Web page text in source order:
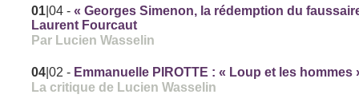
01 |04 -« Georges Simenon, la rédemption du
Laurent Fourcaut
Par Lucien Wasselin
04 |02 - Emmanuelle PIROTTE : « Loup et les hommes
La critique de Lucien Wasselin